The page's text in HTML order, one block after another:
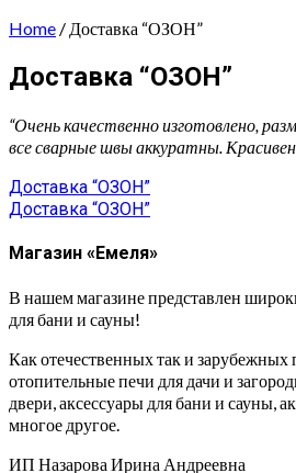
Home / Доставка “ОЗОН”
Доставка “ОЗОН”
“Очень качественно изготовлено,
все сварные швы аккуратны.
Навигация
по
записям
Доставка “ОЗОН”
Доставка “ОЗОН”
Магазин «Емеля»
В нашем магазине представлен
для бани и сауны!
Как отечественных так и зарубежных
отопительные печи для дачи и
двери, аксессуары для бани и сауны,
многое другое.
ИП Назарова Ирина Андреевна⁠